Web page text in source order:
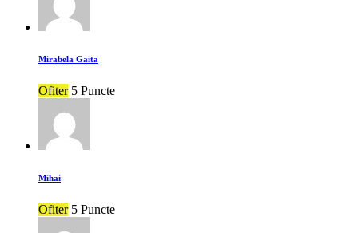
Mirabela Gaita
Ofiter 5 Puncte
Mihai
Ofiter 5 Puncte